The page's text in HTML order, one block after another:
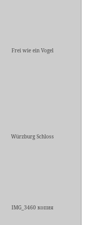
Frei wie ein Vogel
Würzburg Schloss
IMG_3460 копия